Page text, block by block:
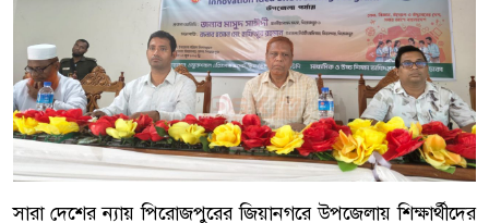
সারা দেশের ন্যায় পিরোজপুরের জিয়ানগরে উপজেলায় শিক্ষার্থীদের